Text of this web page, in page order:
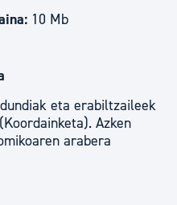
10 Mb
eta erabiltzaileek
Azken
arabera